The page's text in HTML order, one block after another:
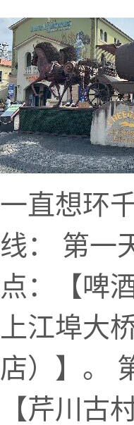
一直想环
线： 第一
点：【啤
上江埠大
店）】。
【芹川古